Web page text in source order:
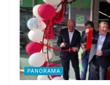
PANORAMA